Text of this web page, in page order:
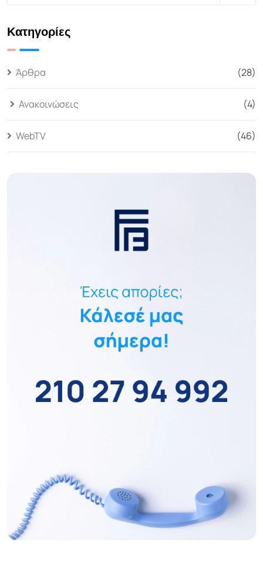
Κατηγορίες
Άρθρα (28)
Ανακοινώσεις (4)
WebTV (46)